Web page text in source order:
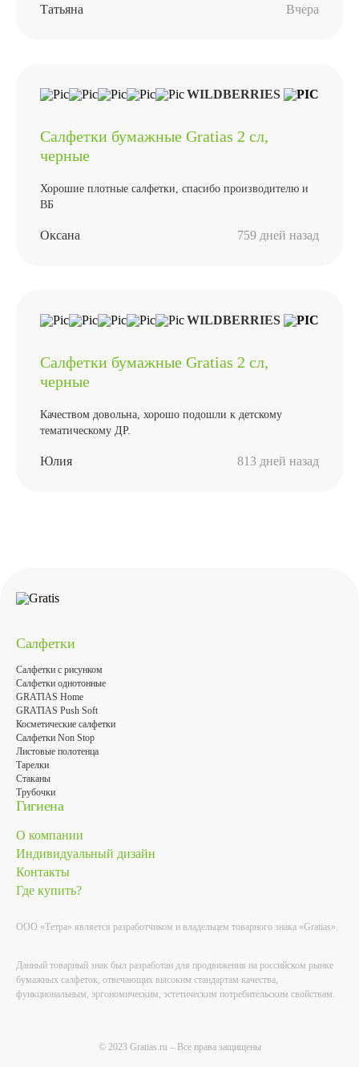
Татьяна Вчера
WILDBERRIES
Салфетки бумажные Gratias 2 сл,
черные
Хорошие плотные салфетки, спасибо производителю и
ВБ
Оксана 759 дней назад
WILDBERRIES
Салфетки бумажные Gratias 2 сл,
черные
Качеством довольна, хорошо подошли к детскому
тематическому ДР.
Юлия 813 дней назад
Салфетки
Салфетки с рисунком
Салфетки однотонные
GRATIAS Home
GRATIAS Push Soft
Косметические салфетки
Салфетки Non Stop
Листовые полотенца
Тарелки
Стаканы
Трубочки
Гигиена
О компании
Индивидуальный дизайн
Контакты
Где купить?
ООО «Тетра» является разработчиком и владельцем товарного знака «Gratias».
Данный товарный знак был разработан для продвижения на российском рынке
бумажных салфеток, отвечающих высоким стандартам качества,
функциональным, эргономическим, эстетическим потребительским свойствам.
© 2023 Gratias.ru – Все права защищены